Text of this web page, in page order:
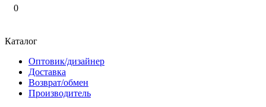
0
Каталог
Оптовик/дизайнер
Доставка
Возврат/обмен
Производитель